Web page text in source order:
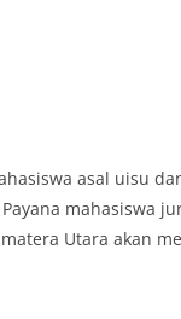
asal uisu
mahasiswa
Utara akan